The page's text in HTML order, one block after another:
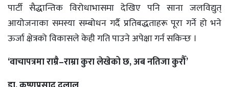
पार्टी सैद्धान्तिक विरोधाभासमा देखिए पनि साना जलविद्युत्
आयोजनाका समस्या सम्बोधन गर्दै प्रतिबद्धताहरू पूरा गर्ने हो भने
ऊर्जा क्षेत्रको विकासले केही गति पाउने अपेक्षा गर्न सकिन्छ ।
‘वाचापत्रमा राम्रै–राम्रा कुरा लेखेको छ, अब नतिजा कुरौँ’